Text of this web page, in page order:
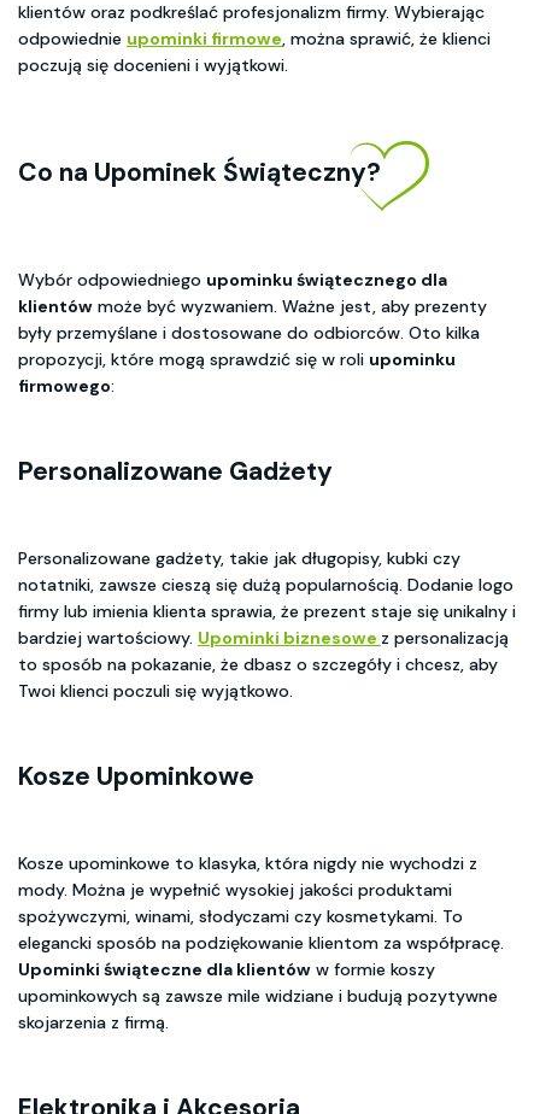
klientów oraz podkreślać profesjonalizm firmy. Wybierając
odpowiednie upominki firmowe, można sprawić, że klienci
poczują się docenieni i wyjątkowi.
Co na Upominek Świąteczny?
Wybór odpowiedniego upominku świątecznego dla
klientów może być wyzwaniem. Ważne jest, aby prezenty
były przemyślane i dostosowane do odbiorców. Oto kilka
propozycji, które mogą sprawdzić się w roli upominku
firmowego:
Personalizowane Gadżety
Personalizowane gadżety, takie jak długopisy, kubki czy
notatniki, zawsze cieszą się dużą popularnością. Dodanie logo
firmy lub imienia klienta sprawia, że prezent staje się unikalny i
bardziej wartościowy. Upominki biznesowe z personalizacją
to sposób na pokazanie, że dbasz o szczegóły i chcesz, aby
Twoi klienci poczuli się wyjątkowo.
Kosze Upominkowe
Kosze upominkowe to klasyka, która nigdy nie wychodzi z
mody. Można je wypełnić wysokiej jakości produktami
spożywczymi, winami, słodyczami czy kosmetykami. To
elegancki sposób na podziękowanie klientom za współpracę.
Upominki świąteczne dla klientów w formie koszy
upominkowych są zawsze mile widziane i budują pozytywne
skojarzenia z firmą.